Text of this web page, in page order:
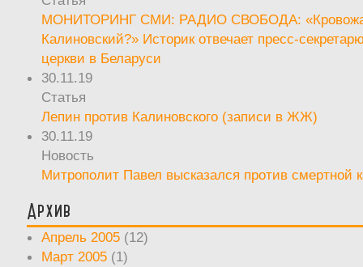
МОНИТОРИНГ СМИ: РАДИО СВОБОДА:
Калиновский?» Историк отвечает пресс-
церкви в Беларуси
30.11.19
Статья
Лепин против Калиновского (записи в ЖЖ)
30.11.19
Новость
Митрополит Павел высказался против смертной
Архив
Апрель 2005 (12)
Март 2005 (1)